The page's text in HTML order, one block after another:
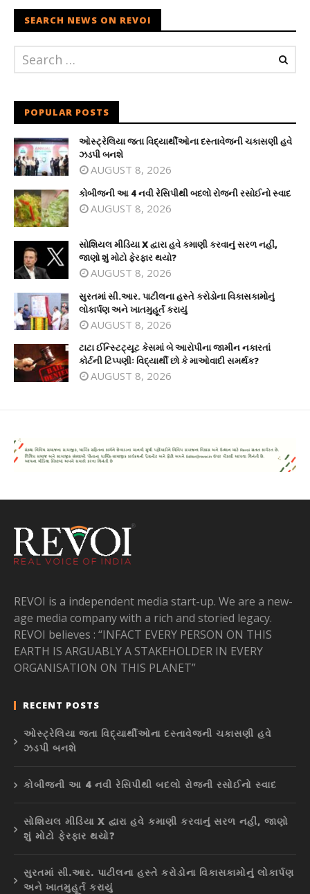
SEARCH NEWS ON REVOI
POPULAR POSTS
ઓસ્ટ્રેલિયા જતા વિદ્યાર્થીઓના દસ્તાવેજની ચકાસણી હવે
ઝડપી બનશે
AUGUST 8, 2026
કોબીજની આ 4 નવી રેસિપીથી બદલો રોજની રસોઈનો સ્વાદ
AUGUST 8, 2026
સોશિયલ મીડિયા X દ્વારા હવે કમાણી કરવાનું સરળ નહીં,
જાણો શું મોટો ફેરફાર થયો?
AUGUST 8, 2026
સુરતમાં સી.આર. પાટીલના હસ્તે કરોડોના વિકાસકામોનું
લોકાર્પણ અને ખાતમુહૂર્ત કરાયું
AUGUST 8, 2026
ટાટા ઈન્સ્ટિટ્યૂટ કેસમાં બે આરોપીના જામીન નકારતાં
કોર્ટની ટિપ્પણીઃ વિદ્યાર્થી છો કે માઓવાદી સમર્થક?
AUGUST 8, 2026
REVOI is a independent media start-up. We are a new-
age media company with a rich and storied legacy.
REVOI believes : “INFACT EVERY PERSON ON THIS
EARTH IS ARGUABLY A STAKEHOLDER IN EVERY
ORGANISATION ON THIS PLANET”
RECENT POSTS
ઓસ્ટ્રેલિયા જતા વિદ્યાર્થીઓના દસ્તાવેજની ચકાસણી હવે
ઝડપી બનશે
કોબીજની આ 4 નવી રેસિપીથી બદલો રોજની રસોઈનો સ્વાદ
સોશિયલ મીડિયા X દ્વારા હવે કમાણી કરવાનું સરળ નહીં, જાણો
શું મોટો ફેરફાર થયો?
સુરતમાં સી.આર. પાટીલના હસ્તે કરોડોના વિકાસકામોનું લોકાર્પણ
અને ખાતમુહૂર્ત કરાયું